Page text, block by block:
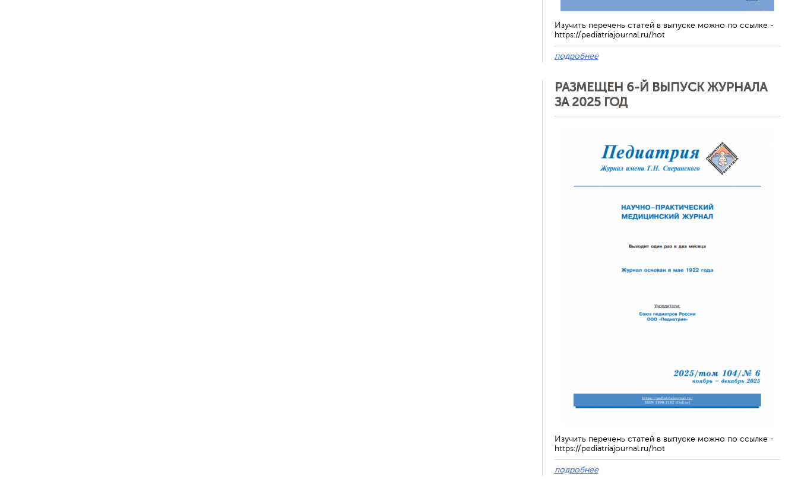
Изучить перечень статей в выпуске можно по ссылке -
https://pediatriajournal.ru/hot
подробнее
РАЗМЕЩЕН 6-Й ВЫПУСК ЖУРНАЛА
ЗА 2025 ГОД
Изучить перечень статей в выпуске можно по ссылке -
https://pediatriajournal.ru/hot
подробнее